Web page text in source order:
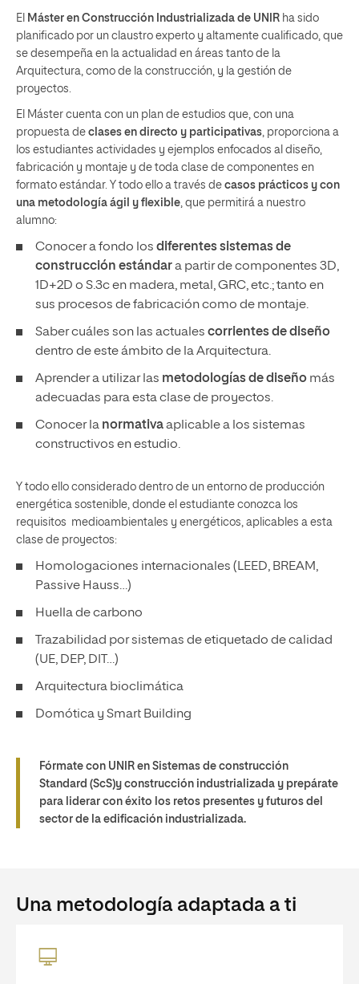
El Máster en Construcción Industrializada de UNIR ha sido
planificado por un claustro experto y altamente cualificado, que
se desempeña en la actualidad en áreas tanto de la
Arquitectura, como de la construcción, y la gestión de
proyectos.
El Máster cuenta con un plan de estudios que, con una
propuesta de clases en directo y participativas, proporciona a
los estudiantes actividades y ejemplos enfocados al diseño,
fabricación y montaje y de toda clase de componentes en
formato estándar. Y todo ello a través de casos prácticos y con
una metodología ágil y flexible, que permitirá a nuestro
alumno:
Conocer a fondo los diferentes sistemas de
construcción estándara partir de componentes 3D,
1D+2D o S.3c en madera, metal, GRC, etc.; tanto en
sus procesos de fabricación como de montaje.
Saber cuáles son las actuales corrientes de diseño
dentro de este ámbito de la Arquitectura.
Aprender a utilizar las metodologías de diseño más
adecuadas para esta clase de proyectos.
Conocer la normativaaplicable a los sistemas
constructivos en estudio.
Y todo ello considerado dentro de un entorno de producción
energética sostenible, donde el estudiante conozca los
requisitos medioambientales y energéticos, aplicables a esta
clase de proyectos:
Homologaciones internacionales (LEED, BREAM,
Passive Hauss…)
Huella de carbono
Trazabilidad por sistemas de etiquetado de calidad
(UE, DEP, DIT…)
Arquitectura bioclimática
Domótica y Smart Building
Fórmate con UNIR en Sistemas de construcción
Standard (ScS)y construcción industrializada y prepárate
para liderar con éxito los retos presentes y futuros del
sector de la edificación industrializada.
Una metodología adaptada a ti